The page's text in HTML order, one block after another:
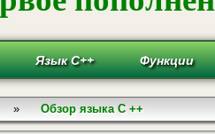
Язык С++ Функции
» Обзор языка С ++